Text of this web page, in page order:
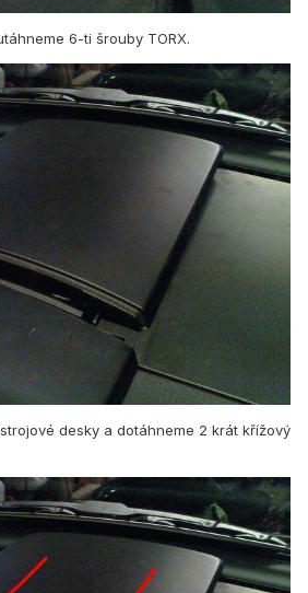
6-ti šrouby TORX.
desky a dotáhneme 2 krát křížový